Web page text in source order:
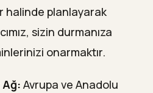
halinde planlayarak
sizin durmanıza
onarmaktır.
Avrupa ve Anadolu